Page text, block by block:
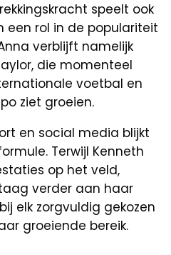
speelt ook
een rol in de populariteit
verblijft namelijk
die momenteel
voetbal en
ziet groeien.
en social media blijkt
Terwijl Kenneth
op het veld,
verder aan haar
elk zorgvuldig gekozen
groeiende bereik.